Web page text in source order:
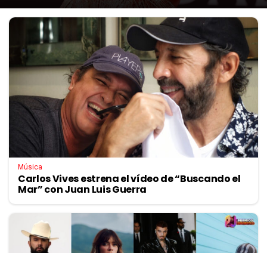
Música
Carlos Vives estrena el vídeo de “Buscando el
Mar” con Juan Luis Guerra